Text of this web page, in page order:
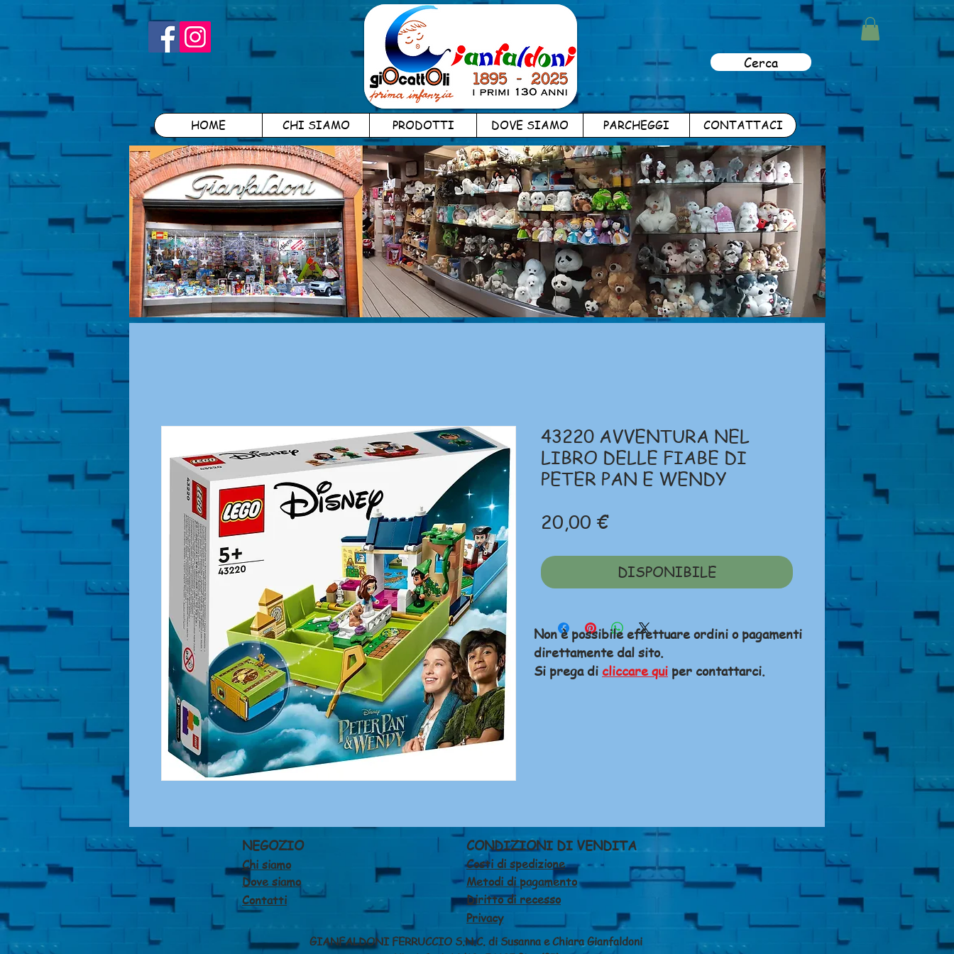
Cerca
HOME CHI SIAMO PRODOTTI DOVE SIAMO PARCHEGGI CONTATTACI
43220 AVVENTURA NEL
LIBRO DELLE FIABE DI
PETER PAN E WENDY
20,00 €Prezzo
DISPONIBILE
Non è possibile effettuare ordini o pagamenti
direttamente dal sito.
Si prega di cliccare qui per contattarci.
NEGOZIO
Chi siamo
Dove siamo
Contatti
CONDIZIONI DI VENDITA
Costi di spedizione
Metodi di pagamento
Diritto di recesso
Privacy
GIANFALDONI FERRUCCIO S.N.C. di Susanna e Chiara Gianfaldoni